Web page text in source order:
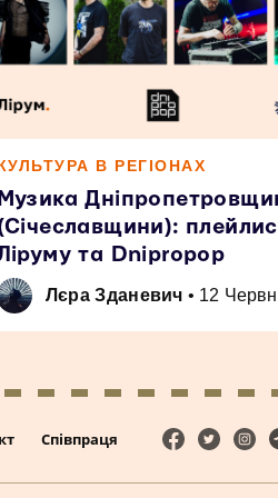
В РЕГІОНАХ
та Dnipropop
Лєра Зданевич • 12
Співпраця